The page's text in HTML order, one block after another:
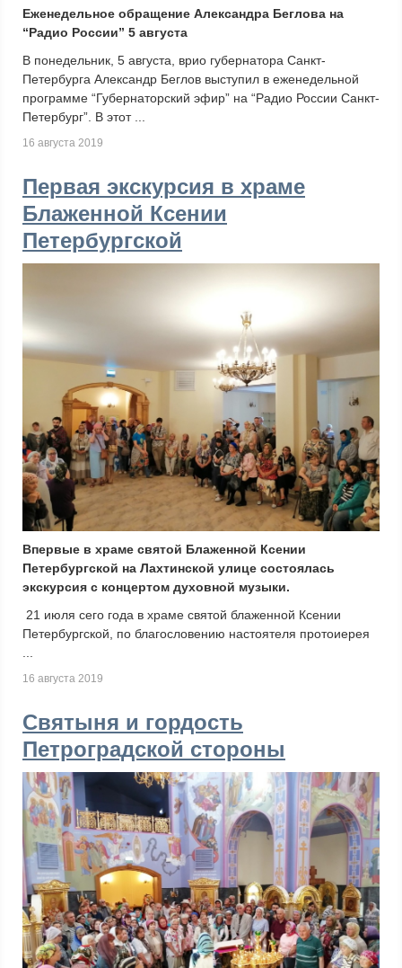
Еженедельное обращение Александра Беглова на
“Радио России” 5 августа
В понедельник, 5 августа, врио губернатора Санкт-
Петербурга Александр Беглов выступил в еженедельной
программе “Губернаторский эфир” на “Радио России Санкт-
Петербург”. В этот ...
16 августа 2019
Первая экскурсия в храме
Блаженной Ксении
Петербургской
Впервые в храме святой Блаженной Ксении
Петербургской на Лахтинской улице состоялась
экскурсия с концертом духовной музыки.
21 июля сего года в храме святой блаженной Ксении
Петербургской, по благословению настоятеля протоиерея
16 августа 2019
Святыня и гордость
Петроградской стороны